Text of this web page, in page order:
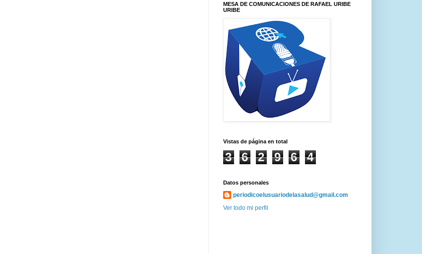
MESA DE COMUNICACIONES DE RAFAEL URIBE
URIBE
Vistas de página en total
3 6 2 9 6 4
Datos personales
periodicoelusuariodelasalud@gmail.com
Ver todo mi perfil